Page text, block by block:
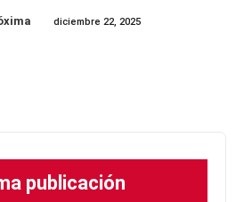
diciembre 22, 2025
publicación